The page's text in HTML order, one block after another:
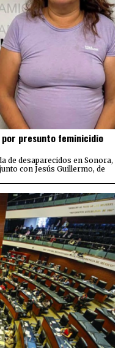
por presunto feminicidio
de desaparecidos en Sonora,
con Jesús Guillermo, de